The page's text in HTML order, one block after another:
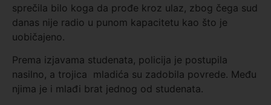
sprečila bilo koga da prođe kroz ulaz, zbog čega sud
danas nije radio u punom kapacitetu kao što je
uobičajeno.
Prema izjavama studenata, policija je postupila
nasilno, a trojica mladića su zadobila povrede. Među
njima je i mlađi brat jednog od studenata.